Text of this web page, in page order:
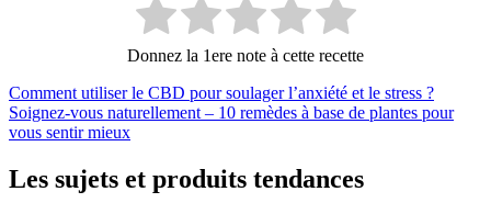
Donnez la 1ere note à cette recette
Navigation
de
Comment utiliser le CBD pour soulager l’anxiété et le stress ?
Soignez-vous naturellement – 10 remèdes à base de plantes pour
vous sentir mieux
Les sujets et produits tendances